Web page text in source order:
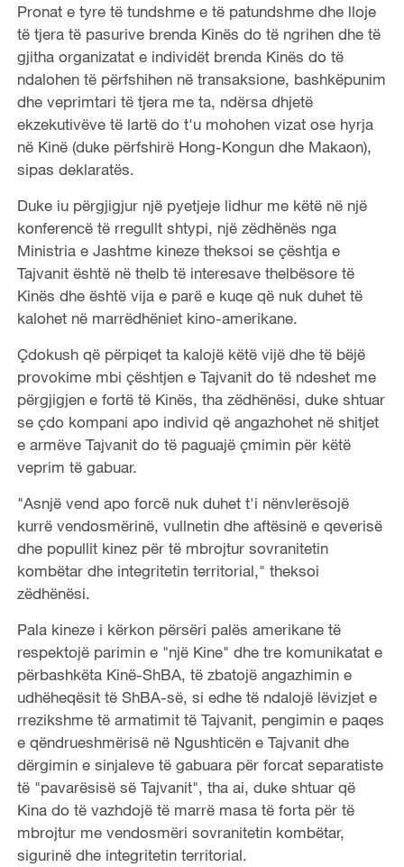
Pronat e tyre të tundshme e të patundshme dhe lloje
të tjera të pasurive brenda Kinës do të ngrihen dhe të
gjitha organizatat e individët brenda Kinës do të
ndalohen të përfshihen në transaksione, bashkëpunim
dhe veprimtari të tjera me ta, ndërsa dhjetë
ekzekutivëve të lartë do t'u mohohen vizat ose hyrja
në Kinë (duke përfshirë Hong-Kongun dhe Makaon),
sipas deklaratës.
Duke iu përgjigjur një pyetjeje lidhur me këtë në një
konferencë të rregullt shtypi, një zëdhënës nga
Ministria e Jashtme kineze theksoi se çështja e
Tajvanit është në thelb të interesave thelbësore të
Kinës dhe është vija e parë e kuqe që nuk duhet të
kalohet në marrëdhëniet kino-amerikane.
Çdokush që përpiqet ta kalojë këtë vijë dhe të bëjë
provokime mbi çështjen e Tajvanit do të ndeshet me
përgjigjen e fortë të Kinës, tha zëdhënësi, duke shtuar
se çdo kompani apo individ që angazhohet në shitjet
e armëve Tajvanit do të paguajë çmimin për këtë
veprim të gabuar.
"Asnjë vend apo forcë nuk duhet t'i nënvlerësojë
kurrë vendosmërinë, vullnetin dhe aftësinë e qeverisë
dhe popullit kinez për të mbrojtur sovranitetin
kombëtar dhe integritetin territorial," theksoi
zëdhënësi.
Pala kineze i kërkon përsëri palës amerikane të
respektojë parimin e "një Kine" dhe tre komunikatat e
përbashkëta Kinë-ShBA, të zbatojë angazhimin e
udhëheqësit të ShBA-së, si edhe të ndalojë lëvizjet e
rrezikshme të armatimit të Tajvanit, pengimin e paqes
e qëndrueshmërisë në Ngushticën e Tajvanit dhe
dërgimin e sinjaleve të gabuara për forcat separatiste
të "pavarësisë së Tajvanit", tha ai, duke shtuar që
Kina do të vazhdojë të marrë masa të forta për të
mbrojtur me vendosmëri sovranitetin kombëtar,
sigurinë dhe integritetin territorial.